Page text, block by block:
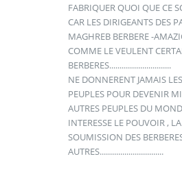
FABRIQUER QUOI QUE CE
CAR LES DIRIGEANTS DES
MAGHREB BERBERE -
COMME LE VEULENT
BERBERES..............................
NE DONNERENT JAMAIS
PEUPLES POUR DEVENIR
AUTRES PEUPLES DU
INTERESSE LE POUVOIR ,
SOUMISSION DES
AUTRES...............................